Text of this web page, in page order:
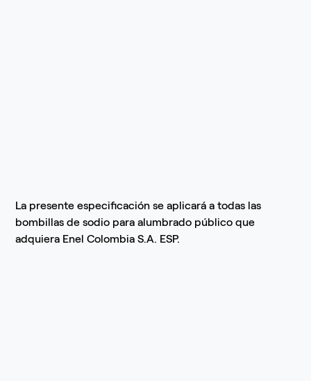
La presente especificación se aplicará a todas las
bombillas de sodio para alumbrado público que
adquiera Enel Colombia S.A. ESP.